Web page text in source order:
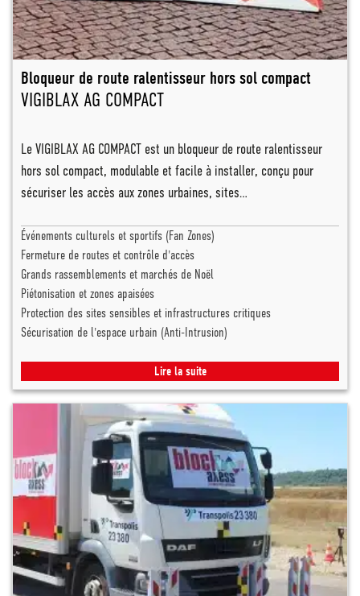
Bloqueur de route ralentisseur hors sol compact
VIGIBLAX AG COMPACT
Le VIGIBLAX AG COMPACT est un bloqueur de route ralentisseur
hors sol compact, modulable et facile à installer, conçu pour
sécuriser les accès aux zones urbaines, sites…
Événements culturels et sportifs (Fan Zones)
Fermeture de routes et contrôle d'accès
Grands rassemblements et marchés de Noël
Piétonisation et zones apaisées
Protection des sites sensibles et infrastructures critiques
Sécurisation de l'espace urbain (Anti-Intrusion)
Lire la suite